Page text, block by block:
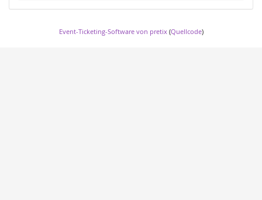
Event-Ticketing-Software von pretix(Quellcode)